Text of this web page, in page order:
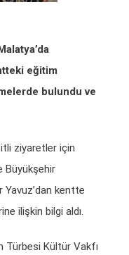
eğitim
bulundu ve
ziyaretler için
Büyükşehir
kentte
ilişkin bilgi aldı.
Türbesi Kültür Vakfı